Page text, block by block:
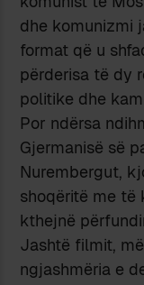
dhe komunizmi
format që u
përderisa të dy
politike dhe
Por ndërsa
Gjermanisë së
Nurembergut,
shoqëritë me të
kthejnë
Jashtë filmit,
ngjashmëria e